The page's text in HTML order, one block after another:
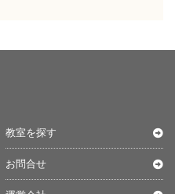
教室を探す
お問合せ